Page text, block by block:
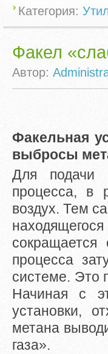
Категория:
Факел
Автор:
Факельная
выбросы
Для подачи
процесса, в
воздух. Тем
процесса
системе. Это
Начиная с
установки,
метана
газа».